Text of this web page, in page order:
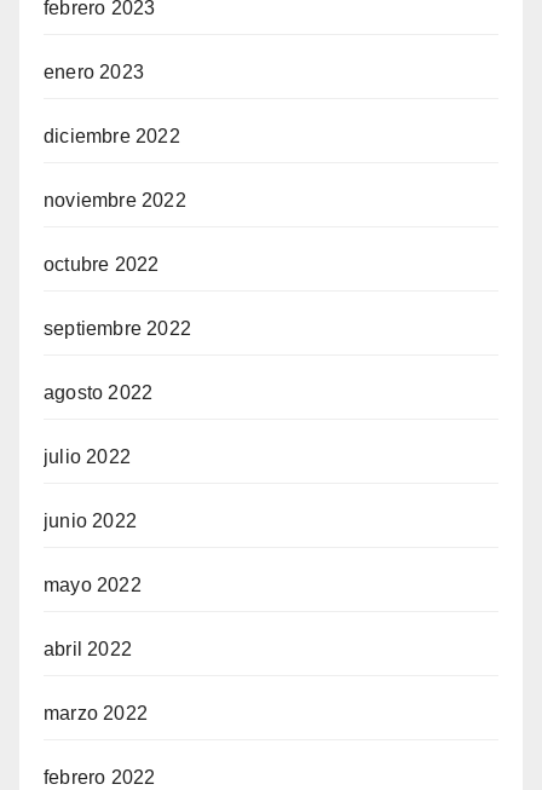
febrero 2023
enero 2023
diciembre 2022
noviembre 2022
octubre 2022
septiembre 2022
agosto 2022
julio 2022
junio 2022
mayo 2022
abril 2022
marzo 2022
febrero 2022